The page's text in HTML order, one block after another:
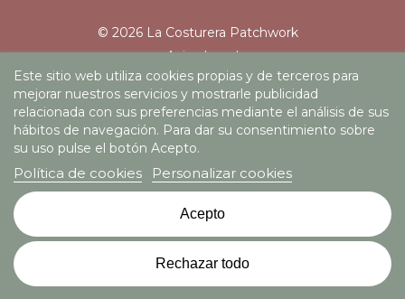
Este sitio web utiliza cookies propias y de terceros para
mejorar nuestros servicios y mostrarle publicidad
relacionada con sus preferencias mediante el análisis de sus
hábitos de navegación. Para dar su consentimiento sobre
su uso pulse el botón Acepto.
Política de cookies Personalizar cookies
Rechazar todo
Acepto
© 2026 La Costurera Patchwork
Aviso Legal
Política de privacidad
Política de cookies
Condiciones de uso
PROGRAMA KIT DIGITAL COFINANCIADO POR LOS
FONDOS NEXT GENERATION (EU) DEL
MECANISMO DE RECUPERACIÓN Y RESILENCIA